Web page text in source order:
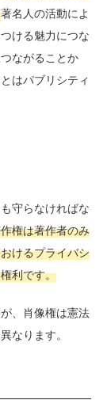
著名人の活動によ
ける魅力につな
ながることか
はパブリシティ
守らなければな
権は著作者のみ
けるプライバシ
利です。
、肖像権は憲法
なります。